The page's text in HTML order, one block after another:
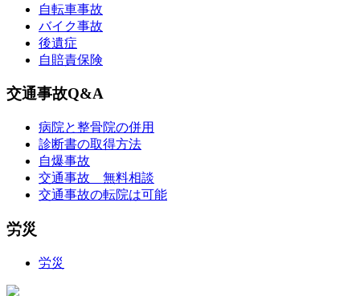
自転車事故
バイク事故
後遺症
自賠責保険
交通事故Q&A
病院と整骨院の併用
診断書の取得方法
自爆事故
交通事故 無料相談
交通事故の転院は可能
労災
労災